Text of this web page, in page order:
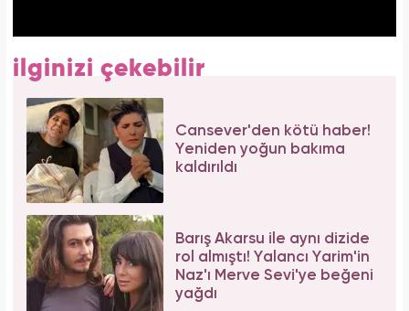
ilginizi çekebilir
Cansever'den kötü haber!
Yeniden yoğun bakıma
kaldırıldı
Barış Akarsu ile aynı dizide
rol almıştı! Yalancı Yarim'in
Naz'ı Merve Sevi'ye beğeni
yağdı